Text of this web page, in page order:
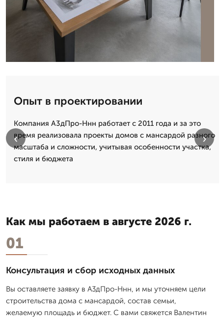
Опыт в проектировании
Компания А3дПро-Ннн работает с 2011 года и за это
время реализовала проекты домов с мансардой разного
масштаба и сложности, учитывая особенности участка,
стиля и бюджета
‹ ›
Как мы работаем в августе 2026 г.
01
Консультация и сбор исходных данных
Вы оставляете заявку в А3дПро-Ннн, и мы уточняем цели
строительства дома с мансардой, состав семьи,
желаемую площадь и бюджет. С вами свяжется Валентин